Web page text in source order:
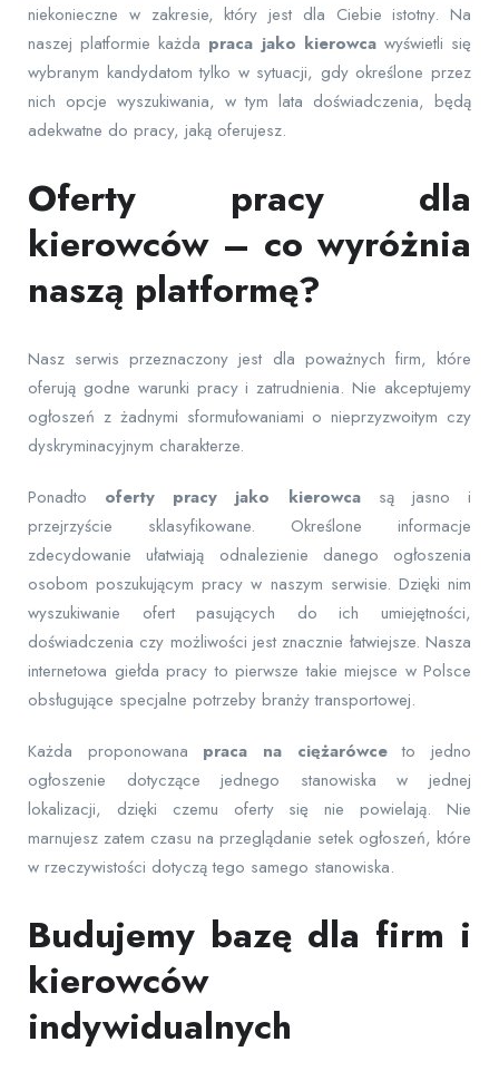
niekonieczne w zakresie, który jest dla Ciebie istotny. Na
naszej platformie każda praca jako kierowca wyświetli się
wybranym kandydatom tylko w sytuacji, gdy określone przez
nich opcje wyszukiwania, w tym lata doświadczenia, będą
adekwatne do pracy, jaką oferujesz.
Oferty pracy dla
kierowców – co wyróżnia
naszą platformę?
Nasz serwis przeznaczony jest dla poważnych firm, które
oferują godne warunki pracy i zatrudnienia. Nie akceptujemy
ogłoszeń z żadnymi sformułowaniami o nieprzyzwoitym czy
dyskryminacyjnym charakterze.
Ponadto oferty pracy jako kierowcasą jasno i
przejrzyście sklasyfikowane. Określone informacje
zdecydowanie ułatwiają odnalezienie danego ogłoszenia
osobom poszukującym pracy w naszym serwisie. Dzięki nim
wyszukiwanie ofert pasujących do ich umiejętności,
doświadczenia czy możliwości jest znacznie łatwiejsze. Nasza
internetowa giełda pracy to pierwsze takie miejsce w Polsce
obsługujące specjalne potrzeby branży transportowej.
Każda proponowana praca na ciężarówceto jedno
ogłoszenie dotyczące jednego stanowiska w jednej
lokalizacji, dzięki czemu oferty się nie powielają. Nie
marnujesz zatem czasu na przeglądanie setek ogłoszeń, które
w rzeczywistości dotyczą tego samego stanowiska.
Budujemy bazę dla firm i
kierowców
indywidualnych